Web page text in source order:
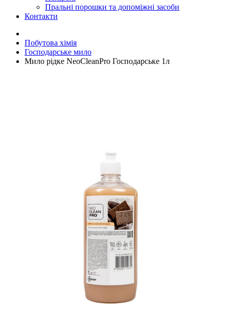
Пральні порошки та допоміжні засоби
Контакти
Побутова хімія
Господарське мило
Мило рідке NeoCleanPro Господарське 1л